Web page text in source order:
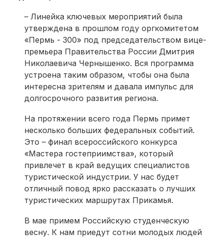
– Линейка ключевых мероприятий была
утверждена в прошлом году оргкомитетом
«Пермь - 300» под председательством вице-
премьера Правительства России Дмитрия
Николаевича Чернышенко. Вся программа
устроена таким образом, чтобы она была
интересна зрителям и давала импульс для
долгосрочного развития региона.
На протяжении всего года Пермь примет
несколько больших федеральных событий.
Это – финал всероссийского конкурса
«Мастера гостеприимства», который
привлечет в край ведущих специалистов
туристической индустрии. У нас будет
отличный повод ярко рассказать о лучших
туристических маршрутах Прикамья.
В мае примем Российскую студенческую
весну. К нам приедут сотни молодых людей